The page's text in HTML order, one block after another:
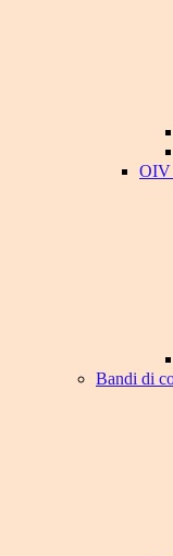
OIV
Bandi di